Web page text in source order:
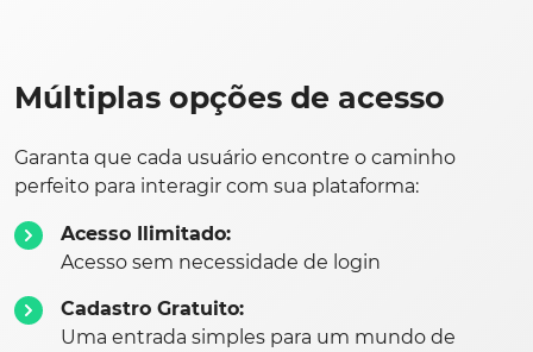
Múltiplas opções de acesso
Garanta que cada usuário encontre o caminho
perfeito para interagir com sua plataforma:
Acesso Ilimitado:
Acesso sem necessidade de login
Cadastro Gratuito:
Uma entrada simples para um mundo de